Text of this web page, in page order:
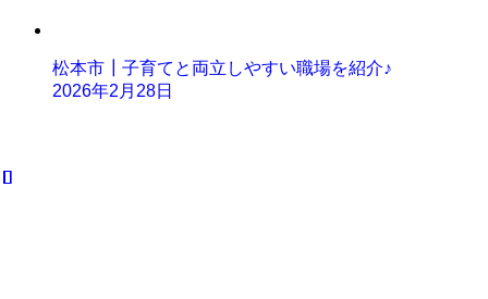
松本市┃子育てと両立しやすい職場を紹介♪
2026年2月28日